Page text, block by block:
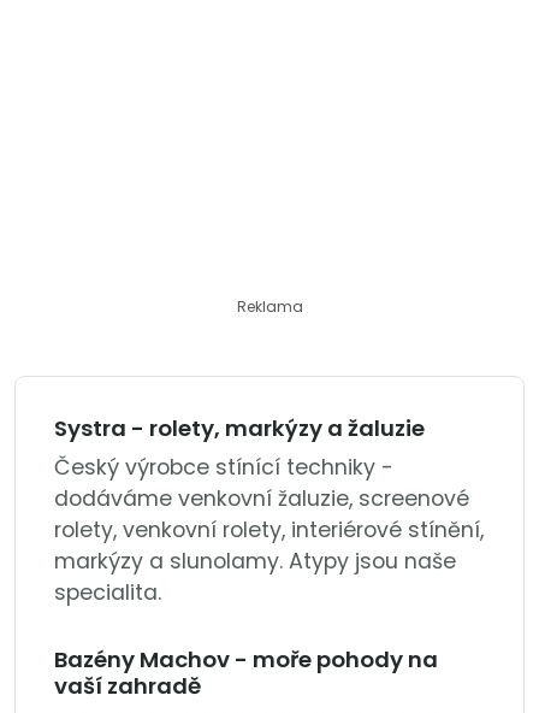
Reklama
Systra - rolety, markýzy a žaluzie
Český výrobce stínící techniky -
dodáváme venkovní žaluzie, screenové
rolety, venkovní rolety, interiérové stínění,
markýzy a slunolamy. Atypy jsou naše
specialita.
Bazény Machov - moře pohody na
vaší zahradě